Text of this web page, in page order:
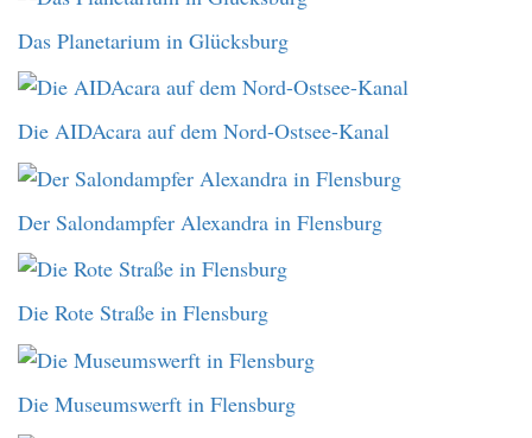
Das Planetarium in Glücksburg
Die AIDAcara auf dem Nord-Ostsee-Kanal
Der Salondampfer Alexandra in Flensburg
Die Rote Straße in Flensburg
Die Museumswerft in Flensburg